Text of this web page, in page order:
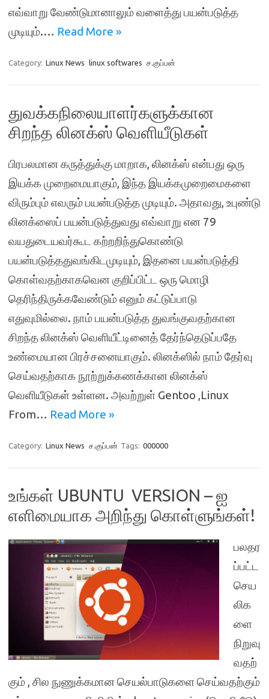
எவ்வாறு வேண்டுமானாலும் வளைத்து பயன்படுத்த
முடியும்.… Read More »
Category: Linux News linux softwares ச.குப்பன்
துவக்கநிலையாளர்களுக்கான
சிறந்த லினக்ஸ் வெளியீடுகள்
பிரபலமான கருத்துக்கு மாறாக, லினக்ஸ் என்பது ஒரு
இயக்க முறைமையாகும், இந்த இயக்கமுறைமைகளை
விரும்பும் எவரும் பயன்படுத்த முடியும். அதாவது, உபுண்டு
லினக்ஸைப் பயன்படுத்துவது எவ்வாறு என 79
வயதுடையவர்கூட கற்றறிந்துகொண்டு
பயன்படுத்ததுவங்கிடமுடியும், இதனை பயன்படுத்தி
கொள்வதற்காகவென குறிப்பிட்ட ஒரு மொழி
தெரிந்திருக்கவேண்டும் எனும் கட்டுப்பாடு
எதுவுமில்லை. நாம் பயன்படுத்த துவங்குவதற்கான
சிறந்த லினக்ஸ் வெளியீட்டினைத் தேர்ந்தெடுப்பதே
உண்மையான பிரச்சனையாகும். லினக்ஸில் நாம் தேர்வு
செய்வதற்காக நூற்றுக்கணக்கான லினக்ஸ்
வெளியீடுகள் உள்ளன. அவற்றுள் Gentoo ,Linux
From… Read More »
Category: Linux News ச.குப்பன் Tags: 000000
உங்கள் UBUNTU VERSION – ஐ
எளிமையாக அறிந்து கொள்ளுங்கள்!
பலதர
ப்பட்ட
செய
லிக
ளை
நிறுவு
வதற்
கும் , சில நுணுக்கமான செயல்பாடுகளை செய்வதற்கும்